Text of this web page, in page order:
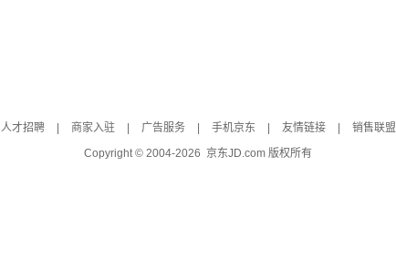
人才招聘 商家入驻 广告服务 手机京东 友情链接 销售联盟
Copyright © 2004-2026 京东JD.com 版权所有